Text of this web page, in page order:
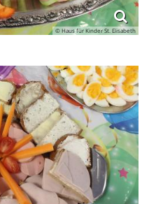
© Haus für Kinder St. Elisabeth